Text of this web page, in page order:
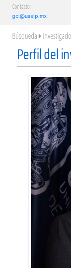
Contacto:
gci@uaslp.mx
Búsqueda
Perfil del